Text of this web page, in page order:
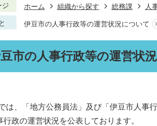
ジ ホーム 組織から探す 総務課 人
伊豆市の人事行政等の運営状況について
市の人事行政等の運営状
は、「地方公務員法」及び「伊豆市人事
行政の運営状況を公表しております。